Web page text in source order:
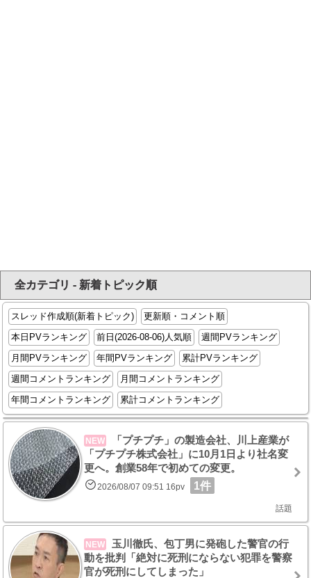
全カテゴリ - 新着トピック順
スレッド作成順(新着トピック)
更新順・コメント順
本日PVランキング
前日(2026-08-06)人気順
週間PVランキング
月間PVランキング
年間PVランキング
累計PVランキング
週間コメントランキング
月間コメントランキング
年間コメントランキング
累計コメントランキング
NEW
「プチプチ」の製造会社、川上産業が
「プチプチ株式会社」に10月1日より社名変
更へ。創業58年で初めての変更。
2026/08/07 09:51 16pv 1件
話題
NEW
玉川徹氏、包丁男に発砲した警官の行
動を批判「絶対に死刑にならない犯罪を警察
官が死刑にしてしまった」